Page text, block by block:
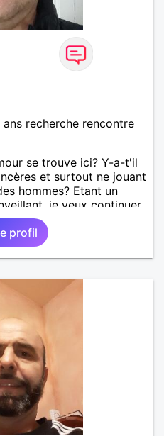
recherche rencontre
se trouve ici? Y-a-t'il
et surtout ne jouant
hommes? Etant un
je veux continuer
former la petite famille
profiteuse et autres
vous ne
profil